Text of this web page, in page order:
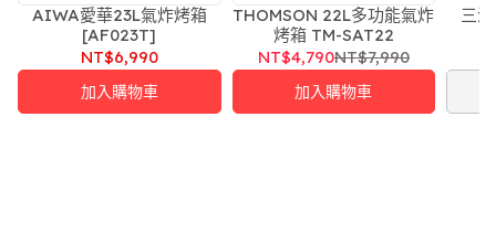
間，還可串燒！
AIWA愛華23L氣炸烤箱
[AF023T]
NT$6,990
加入購物車
THOMSON 22L多功能氣炸
烤箱 TM-SAT22
NT$4,790NT$7,990
加入購物車
三